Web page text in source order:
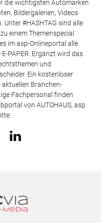
die wichtigsten Automarken
Bildergalerien, Videos
Unter #HASHTAG sind alle
einem Themenspecial
im asp-Onlineportal alle
PAPER. Ergänzt wird das
und
Ein kostenloser
aktuellen Branchen-
Fachpersonal finden
von AUTOHAUS, asp